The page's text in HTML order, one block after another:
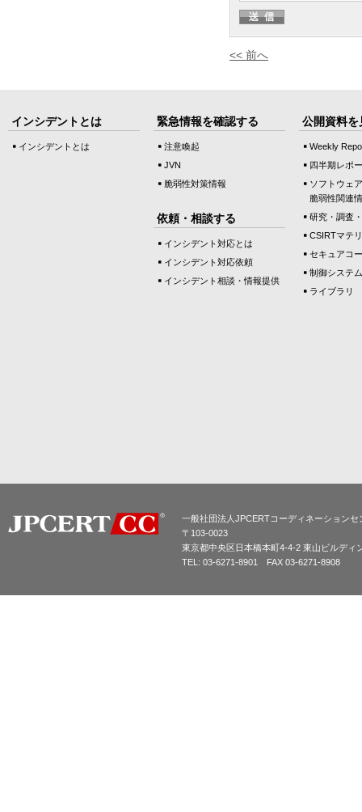
<< 前へ
インシデントとは
インシデントとは
緊急情報を確認する
注意喚起
JVN
脆弱性対策情報
依頼・相談する
インシデント対応とは
インシデント対応依頼
インシデント相談・情報提供
公開資料を
Weekly
四半期レポ
ソフトウェ
脆弱性関連
研究・調査
CSIRTマテ
セキュアコ
制御システ
ライブラリ
一般社団法人JPCERTコーディネーションセ
〒103-0023
東京都中央区日本橋本町4-4-2 東山ビルディ
TEL: 03-6271-8901 FAX 03-6271-8908